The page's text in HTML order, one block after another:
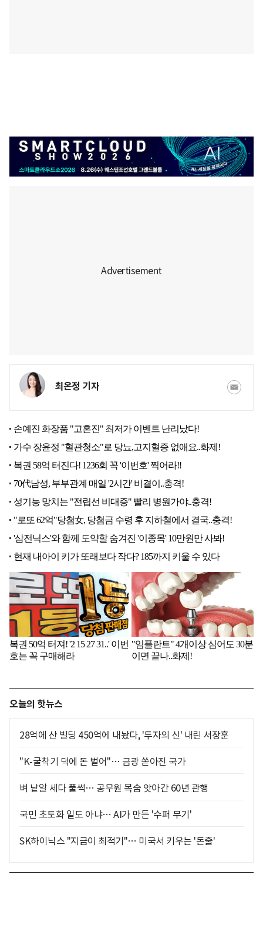
최온정 기자
오늘의 핫뉴스
28억에 산 빌딩 450억에 내놨다, '투자의 신' 내린 서장훈
"K-굴착기 덕에 돈 벌어"… 금광 쏟아진 국가
벼 낱알 세다 풀썩… 공무원 목숨 앗아간 60년 관행
국민 초토화 일도 아냐… AI가 만든 '수퍼 무기'
SK하이닉스 "지금이 최적기"… 미국서 키우는 '돈줄'